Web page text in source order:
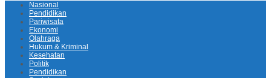
Nasional
Pendidikan
Pariwisata
Ekonomi
Olahraga
Hukum & Kriminal
Kesehatan
Politik
Pendidikan